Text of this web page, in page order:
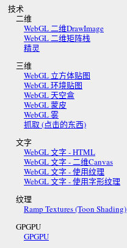
技术
二维
WebGL 二维DrawImage
WebGL 二维矩阵栈
精灵
三维
WebGL 立方体贴图
WebGL 环境贴图
WebGL 天空盒
WebGL 蒙皮
WebGL 雾
抓取 (点击的东西)
文字
WebGL 文字 - HTML
WebGL 文字 - 二维Canvas
WebGL 文字 - 使用纹理
WebGL 文字 - 使用字形纹理
纹理
Ramp Textures (Toon Shading)
GPGPU
GPGPU